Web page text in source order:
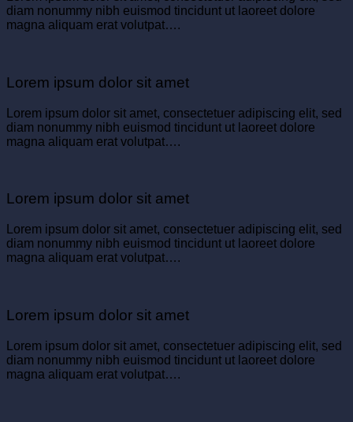
diam nonummy nibh euismod tincidunt ut laoreet dolore
magna aliquam erat volutpat….
Lorem ipsum dolor sit amet
Lorem ipsum dolor sit amet, consectetuer adipiscing elit, sed
diam nonummy nibh euismod tincidunt ut laoreet dolore
magna aliquam erat volutpat….
Lorem ipsum dolor sit amet
Lorem ipsum dolor sit amet, consectetuer adipiscing elit, sed
diam nonummy nibh euismod tincidunt ut laoreet dolore
magna aliquam erat volutpat….
Lorem ipsum dolor sit amet
Lorem ipsum dolor sit amet, consectetuer adipiscing elit, sed
diam nonummy nibh euismod tincidunt ut laoreet dolore
magna aliquam erat volutpat….